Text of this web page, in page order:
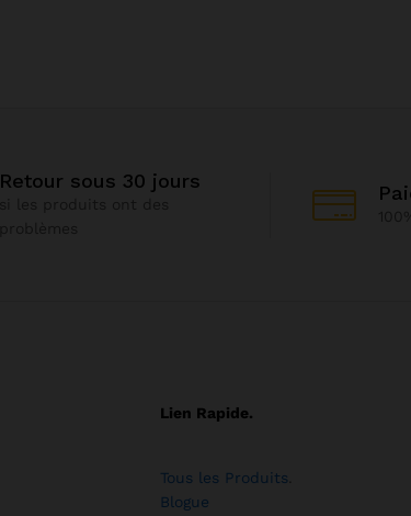
Retour sous 30 jours
Lien Rapide.
Tous les Produits
Blogue